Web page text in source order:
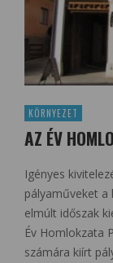
KÖRNYEZET
AZ ÉV
Igényes
pályaműveket
elmúlt időszak
Év Homlokzata
számára kiírt